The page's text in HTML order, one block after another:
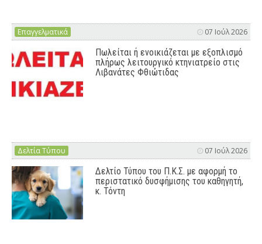
Επαγγελματικά 07 Ιούλ 2026
Πωλείται ή ενοικιάζεται με εξοπλισμό
πλήρως λειτουργικό κτηνιατρείο στις
Λιβανάτες Φθιώτιδας
Δελτία Τύπου 07 Ιούλ 2026
Δελτίο Τύπου του Π.Κ.Σ. με αφορμή το
περιστατικό δυσφήμισης του καθηγητή,
κ. Τόντη